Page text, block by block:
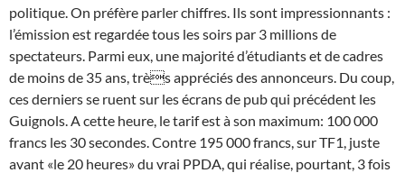
politique. On préfère parler chiffres. Ils sont impressionnants :
l’émission est regardée tous les soirs par 3 millions de
spectateurs. Parmi eux, une majorité d’étudiants et de cadres
de moins de 35 ans, très appréciés des annonceurs. Du coup,
ces derniers se ruent sur les écrans de pub qui précédent les
Guignols. A cette heure, le tarif est à son maximum: 100 000
francs les 30 secondes. Contre 195 000 francs, sur TF1, juste
avant «le 20 heures» du vrai PPDA, qui réalise, pourtant, 3 fois